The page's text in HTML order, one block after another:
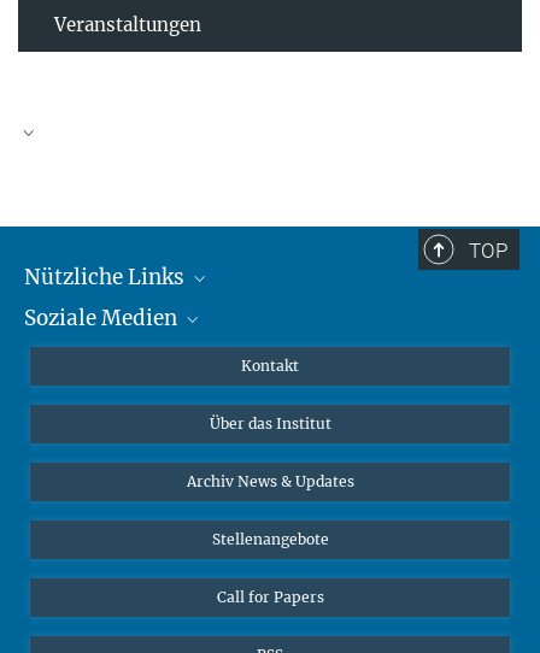
Veranstaltungen
TOP
Nützliche Links
MMG Alumni Corner
Online-Vorträge
Interviews zum Thema "Diversity"
Soziale Medien
Bluesky
Kontakt
Über das Institut
Archiv News & Updates
Stellenangebote
Call for Papers